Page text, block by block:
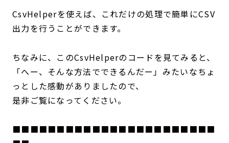
CsvHelperを使えば、これだけの処理で簡単にCSV
出力を行うことができます。
ちなみに、このCsvHelperのコードを見てみると、
「へー、そんな方法でできるんだー」みたいなちょ
っとした感動がありましたので、
是非ご覧になってください。
■■■■■■■■■■■■■■■■■■■■■■■